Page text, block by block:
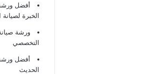
أفضل
الخبرة
ورشة
التخصصي
أفضل
الحديث